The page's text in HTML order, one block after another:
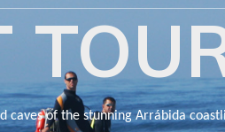
caves of the stunning Arrábida